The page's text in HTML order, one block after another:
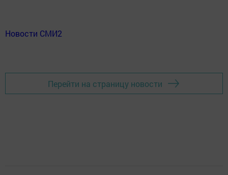
Новости СМИ2
Перейти на страницу новости